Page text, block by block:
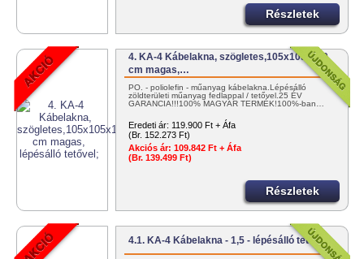
Részletek
4. KA-4 Kábelakna, szögletes,105x105x110
cm magas,…
PO. - poliolefin - műanyag kábelakna.Lépésálló
zöldterületi műanyag fedlappal / tetővel.25 ÉV
GARANCIA!!!100% MAGYAR TERMÉK!100%-ban…
Eredeti ár: 119.900 Ft + Áfa
(Br. 152.273 Ft)
Akciós ár: 109.842 Ft + Áfa
(Br. 139.499 Ft)
Részletek
4.1. KA-4 Kábelakna - 1,5 - lépésálló tetővel;